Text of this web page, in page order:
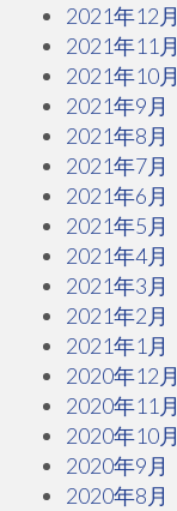
2021年12月
2021年11月
2021年10月
2021年9月
2021年8月
2021年7月
2021年6月
2021年5月
2021年4月
2021年3月
2021年2月
2021年1月
2020年12月
2020年11月
2020年10月
2020年9月
2020年8月